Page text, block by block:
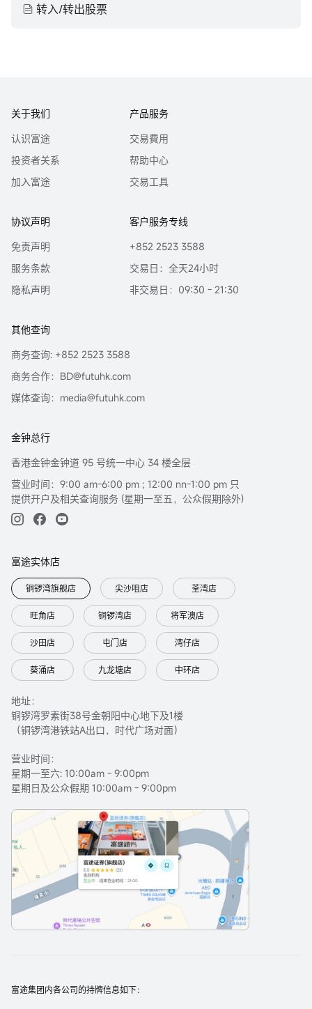
转入/转出股票
关于我们
认识富途
投资者关系
加入富途
产品服务
交易費用
帮助中心
交易工具
协议声明
免责声明
服务条款
隐私声明
客户服务专线
+852 2523 3588
交易日：全天24小时
非交易日：09:30 - 21:30
其他查询
商务查询: +852 2523 3588
商务合作：BD@futuhk.com
媒体查询：media@futuhk.com
金钟总行
香港金钟金钟道 95 号统一中心 34 楼全层
营业时间：9:00 am-6:00 pm ; 12:00 nn-1:00 pm 只
提供开户及相关查询服务 (星期一至五，公众假期除外)
富途实体店
铜锣湾旗舰店 尖沙咀店 荃湾店
旺角店 铜锣湾店 将军澳店
沙田店 屯门店 湾仔店
葵涌店 九龙塘店 中环店
地址：
铜锣湾罗素街38号金朝阳中心地下及1楼
（铜锣湾港铁站A出口，时代广场对面）
营业时间：
星期一至六: 10:00am - 9:00pm
星期日及公众假期 10:00am - 9:00pm
富途集团内各公司的持牌信息如下：